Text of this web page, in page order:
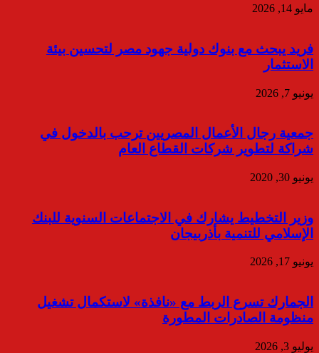
مايو 14, 2026
فريد يبحث مع بنوك دولية جهود مصر لتحسين بيئة
الاستثمار
يونيو 7, 2026
جمعية رجال الأعمال المصريين ترحب بالدخول في
شراكة لتطوير شركات القطاع العام
يونيو 30, 2020
وزير التخطيط يشارك في الاجتماعات السنوية للبنك
الإسلامي للتنمية بأذربيجان
يونيو 17, 2026
الجمارك تسرع الربط مع «نافذة» لاستكمال تشغيل
منظومة الصادرات المطورة
يوليو 3, 2026